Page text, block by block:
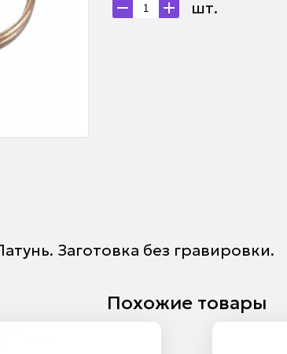
шт.
Заготовка без гравировки.
Похожие товары